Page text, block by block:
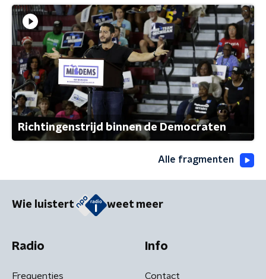
Richtingenstrijd binnen de Democraten
Alle fragmenten
Wie luistert weet meer
Radio
Frequenties
Info
Contact